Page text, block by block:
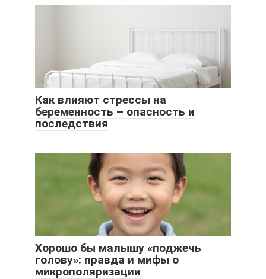
Как влияют стрессы на
беременность – опасность и
последствия
Хорошо бы малышу «поджечь
голову»: правда и мифы о
микрополяризации